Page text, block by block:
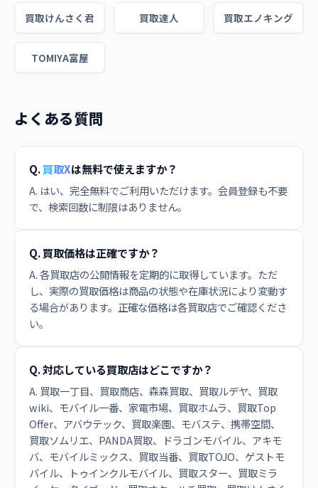
買取けんさく君 買取達人 買取エノキング
TOMIYA富屋
よくある質問
Q.買取Xは無料で使えますか？
A. はい、完全無料でご利用いただけます。会員登録も不要
で、検索回数に制限はありません。
Q. 買取価格は正確ですか？
A. 各買取店の公開情報を定期的に取得しています。ただ
し、実際の買取価格は商品の状態や在庫状況により変動す
る場合があります。正確な価格は各買取店でご確認くださ
い。
Q. 対応している買取店はどこですか？
A. 買取一丁目、買取商店、森森買取、買取ルデヤ、買取
wiki、モバイル一番、家電市場、買取ホムラ、買取Top
Offer、アバウテック、買取楽園、モバステ、携帯空間、
買取ソムリエ、PANDA買取、ドラゴンモバイル、アキモ
バ、モバイルミックス、買取当番、買取TOJO、ゲストモ
バイル、トゥインクルモバイル、買取スター、買取ミラ